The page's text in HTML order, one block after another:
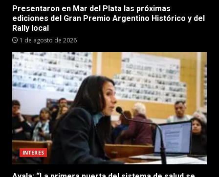
Presentaron en Mar del Plata las próximas
ediciones del Gran Premio Argentino Histórico y del
Rally local
1 de agosto de 2026
INTERES